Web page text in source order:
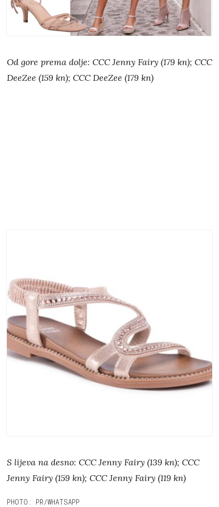
Od gore prema dolje: CCC Jenny Fairy (179 kn); CCC
DeeZee (159 kn); CCC DeeZee (179 kn)
S lijeva na desno: CCC Jenny Fairy (139 kn); CCC
Jenny Fairy (159 kn); CCC Jenny Fairy (119 kn)
PHOTO: PR/WHATSAPP